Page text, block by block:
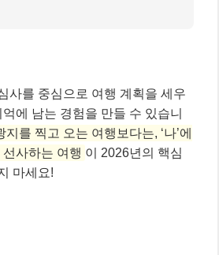
사를 중심으로 여행 계획을 세우
에 남는 경험을 만들 수 있습니
를 찍고 오는 여행보다는, ‘나’에
사하는 여행 이 2026년의 핵심
마세요!